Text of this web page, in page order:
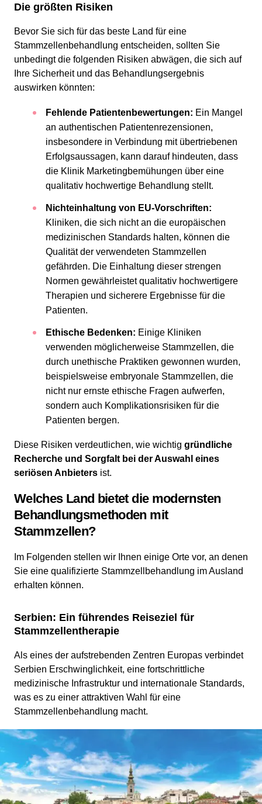
Die größten Risiken
Bevor Sie sich für das beste Land für eine
Stammzellenbehandlung entscheiden, sollten Sie
unbedingt die folgenden Risiken abwägen, die sich auf
Ihre Sicherheit und das Behandlungsergebnis
auswirken könnten:
Fehlende Patientenbewertungen: Ein Mangel
an authentischen Patientenrezensionen,
insbesondere in Verbindung mit übertriebenen
Erfolgsaussagen, kann darauf hindeuten, dass
die Klinik Marketingbemühungen über eine
qualitativ hochwertige Behandlung stellt.
Nichteinhaltung von EU-Vorschriften:
Kliniken, die sich nicht an die europäischen
medizinischen Standards halten, können die
Qualität der verwendeten Stammzellen
gefährden. Die Einhaltung dieser strengen
Normen gewährleistet qualitativ hochwertigere
Therapien und sicherere Ergebnisse für die
Patienten.
Ethische Bedenken: Einige Kliniken
verwenden möglicherweise Stammzellen, die
durch unethische Praktiken gewonnen wurden,
beispielsweise embryonale Stammzellen, die
nicht nur ernste ethische Fragen aufwerfen,
sondern auch Komplikationsrisiken für die
Patienten bergen.
Diese Risiken verdeutlichen, wie wichtig gründliche
Recherche und Sorgfalt bei der Auswahl eines
seriösen Anbieters ist.
Welches Land bietet die modernsten
Behandlungsmethoden mit
Stammzellen?
Im Folgenden stellen wir Ihnen einige Orte vor, an denen
Sie eine qualifizierte Stammzellbehandlung im Ausland
erhalten können.
Serbien: Ein führendes Reiseziel für
Stammzellentherapie
Als eines der aufstrebenden Zentren Europas verbindet
Serbien Erschwinglichkeit, eine fortschrittliche
medizinische Infrastruktur und internationale Standards,
was es zu einer attraktiven Wahl für eine
Stammzellenbehandlung macht.